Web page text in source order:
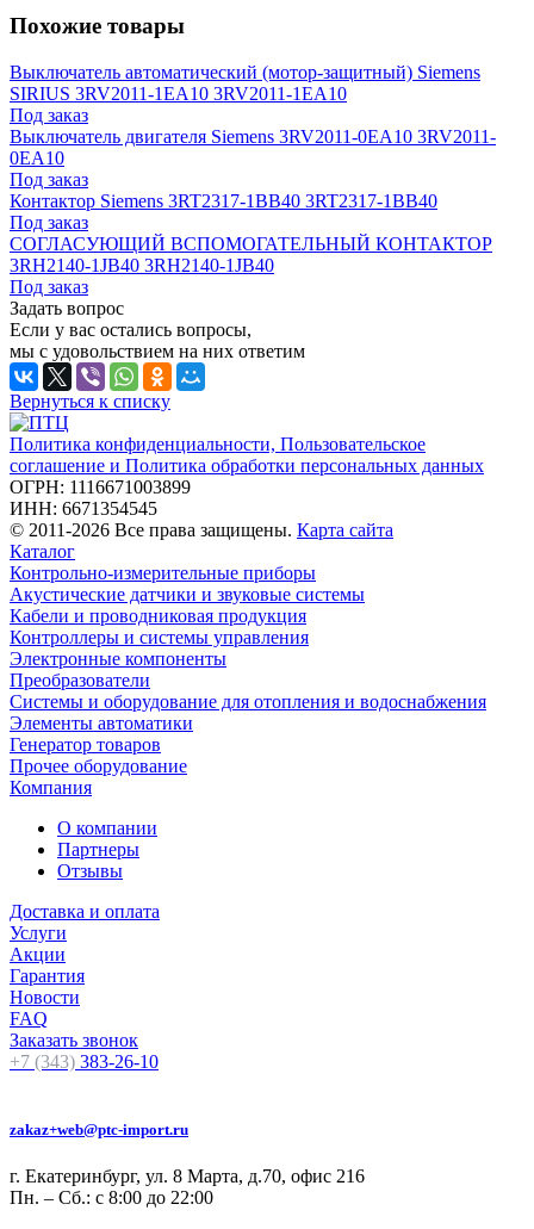
Похожие товары
Выключатель автоматический (мотор-защитный) Siemens
SIRIUS 3RV2011-1EA10 3RV2011-1EA10
Под заказ
Выключатель двигателя Siemens 3RV2011-0EA10 3RV2011-
0EA10
Под заказ
Контактор Siemens 3RT2317-1BB40 3RT2317-1BB40
Под заказ
СОГЛАСУЮЩИЙ ВСПОМОГАТЕЛЬНЫЙ КОНТАКТОР
3RH2140-1JB40 3RH2140-1JB40
Под заказ
Задать вопрос
Если у вас остались вопросы,
мы с удовольствием на них ответим
Вернуться к списку
Политика конфиденциальности, Пользовательское
соглашение и Политика обработки персональных данных
ОГРН: 1116671003899
ИНН: 6671354545
© 2011-2026 Все права защищены. Карта сайта
Каталог
Контрольно-измерительные приборы
Акустические датчики и звуковые системы
Кабели и проводниковая продукция
Контроллеры и системы управления
Электронные компоненты
Преобразователи
Системы и оборудование для отопления и водоснабжения
Элементы автоматики
Генератор товаров
Прочее оборудование
Компания
О компании
Партнеры
Отзывы
Доставка и оплата
Услуги
Акции
Гарантия
Новости
FAQ
Заказать звонок
+7 (343) 383-26-10
zakaz+web@ptc-import.ru
г. Екатеринбург, ул. 8 Марта, д.70, офис 216
Пн. – Сб.: с 8:00 до 22:00